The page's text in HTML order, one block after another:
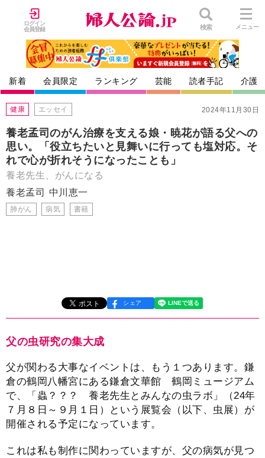
ログイン
会員登録
検索 メニュー
新着 会員限定 ランキング 芸能 読者手記 介護
2024年11月30日
健康 エッセイ
養老孟司のがん治療を支える娘・暁花が語る父への
思い。「役立ちたいと見舞いに行っても塩対応。そ
れで心が折れそうになったことも」
養老先生、がんになる
養老孟司
中川恵一
肺がん 病気 書籍
シェア
父の虫研究の集大成
父が関わる大事なイベントは、もう１つあります。鎌
倉の鶴岡八幡宮にある鎌倉文華館 鶴岡ミュージアム
で、「蟲？？？ 養老先生とみんなの虫ラボ」（24年
７月８日～９月１日）という展覧会（以下、虫展）が
開催される予定になっています。
これは私も制作に関わっていますが、父の病気が見つ